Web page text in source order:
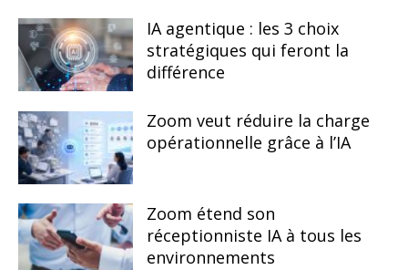
IA agentique : les 3 choix
stratégiques qui feront la
différence
Zoom veut réduire la charge
opérationnelle grâce à l’IA
Zoom étend son
réceptionniste IA à tous les
environnements